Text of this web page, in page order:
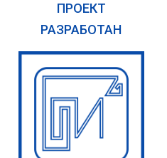
ПРОЕКТ
РАЗРАБОТАН